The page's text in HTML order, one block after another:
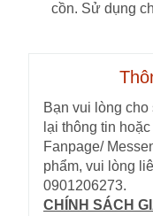
cồn. Sử dụng
Bạn vui lòng
lại thông tin
Fanpage/
phẩm, vui lòng
0901206273.
CHÍNH SÁCH